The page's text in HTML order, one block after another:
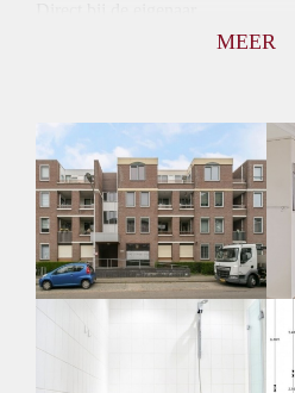
Huurtoeslag
Mogelijk
Inkomen eis
N.V.T.
Huurtermijn
Onbepaalde termijn
Oplevering
MEER